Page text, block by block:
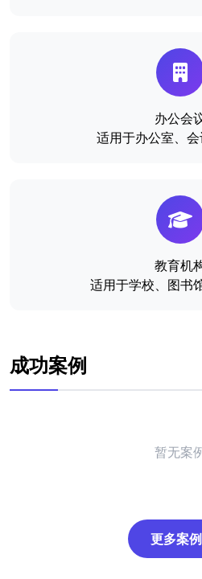
办公会
适用于办公室、
教育机
适用于学校、图书
成功案例
暂无案
更多案例